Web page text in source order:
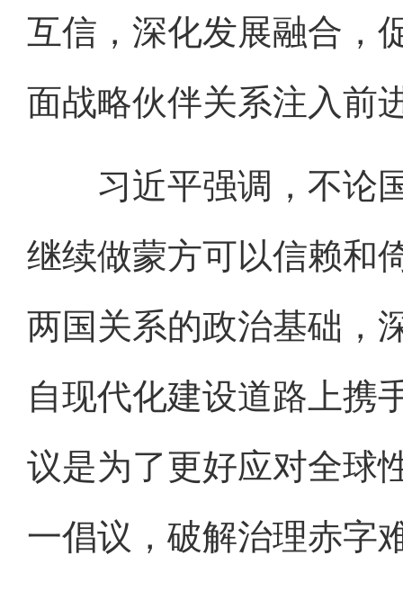
互信，深化发展融合，
面战略伙伴关系注入前
习近平强调，不论国
继续做蒙方可以信赖和
两国关系的政治基础，
自现代化建设道路上携
议是为了更好应对全球
一倡议，破解治理赤字